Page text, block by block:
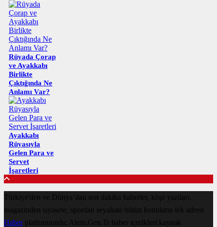
Rüyada Çorap
ve Ayakkabı
Birlikte
Çıktığında Ne
Anlamı Var?
Ayakkabı
Rüyasıyla
Gelen Para ve
Servet
İşaretleri
Türkiye'den ve Dünya’dan son dakika haberler, köşe yazıları,
magazinden siyasete, spordan seyahate bütün konuların tek adresi
Haberplatformunda; Alem.Gen.Tr haber içerikleri kaynak